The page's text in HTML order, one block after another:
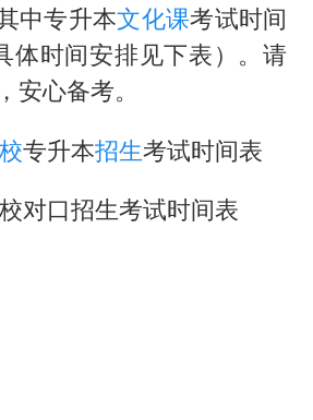
上半年全球新能源乘用车销量1122万台
加沙约14万栋建筑被完全摧毁
中专升本文化课考试时间
体时间安排见下表）。请
安心备考。
专升本招生考试时间表
对口招生考试时间表